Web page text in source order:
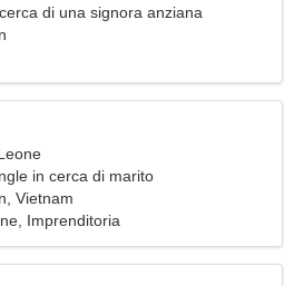
di una signora anziana
in cerca di marito
Vietnam
Imprenditoria